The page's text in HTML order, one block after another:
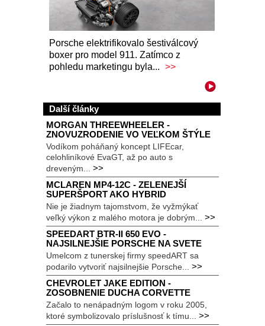
Porsche elektrifikovalo šestiválcový
boxer pro model 911. Zatímco z
pohledu marketingu byla... >>
Další články
MORGAN THREEWHEELER -
ZNOVUZRODENIE VO VEĽKOM ŠTÝLE
Vodíkom poháňaný koncept LIFEcar,
celohliníkové EvaGT, až po auto s
dreveným... >>
MCLAREN MP4-12C - ZELENEJŠÍ
SUPERŠPORT AKO HYBRID
Nie je žiadnym tajomstvom, že vyžmýkať
veľký výkon z malého motora je dobrým... >>
SPEEDART BTR-II 650 EVO -
NAJSILNEJŠIE PORSCHE NA SVETE
Umelcom z tunerskej firmy speedART sa
podarilo vytvoriť najsilnejšie Porsche... >>
CHEVROLET JAKE EDITION -
ZOSOBNENIE DUCHA CORVETTE
Začalo to nenápadným logom v roku 2005,
ktoré symbolizovalo príslušnosť k tímu... >>